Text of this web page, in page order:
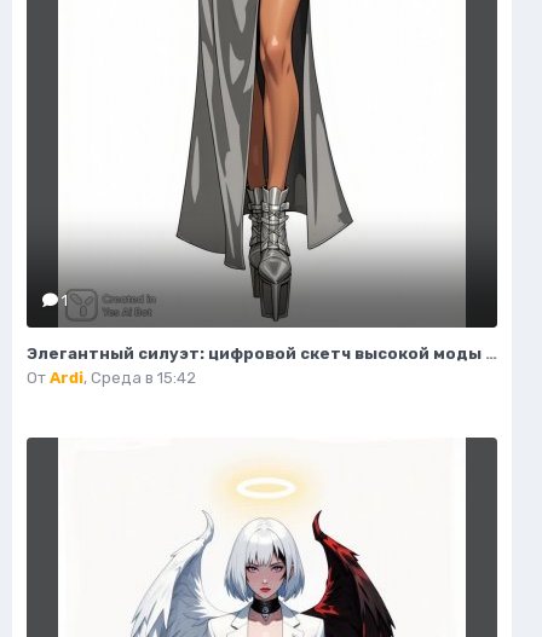
1
Элегантный силуэт: цифровой скетч высокой моды в студийном исполнении. Изображение из нейросети Flux 1
От Ardi, Среда в 15:42